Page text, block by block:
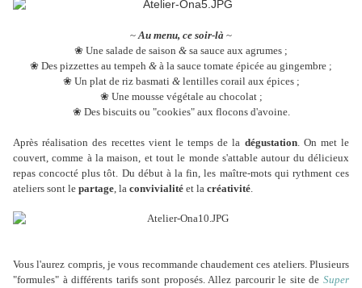
~Au menu, ce soir-là ~
❀ Une salade de saison & sa sauce aux agrumes ;
❀ Des pizzettes au tempeh & à la sauce tomate épicée au gingembre ;
❀ Un plat de riz basmati &lentilles corail aux épices ;
❀ Une mousse végétale au chocolat ;
❀ Des biscuits ou "cookies" aux flocons d'avoine.
Après réalisation des recettes vient le temps de la dégustation. On met le
couvert, comme à la maison, et tout le monde s'attable autour du délicieux
repas concocté plus tôt. Du début à la fin, les maître-mots qui rythment ces
ateliers sont le partage, la convivialité et la créativité.
Vous l'aurez compris, je vous recommande chaudement ces ateliers. Plusieurs
"formules" à différents tarifs sont proposés. Allez parcourir le site de Super